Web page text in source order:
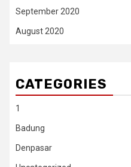
September 2020
August 2020
CATEGORIES
1
Badung
Denpasar